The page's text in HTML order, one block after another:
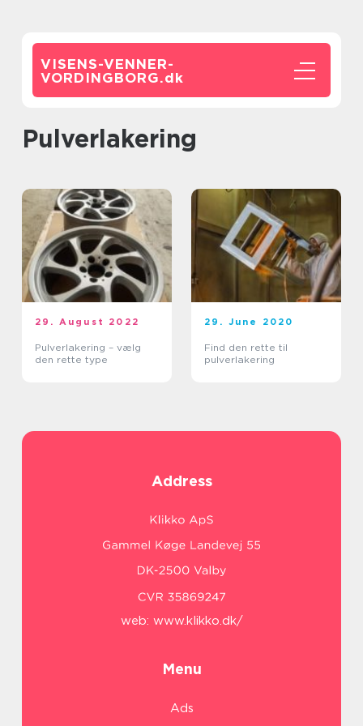
VISENS-VENNER-
VORDINGBORG.dk
Pulverlakering
29. August 2022
Pulverlakering – vælg
den rette type
29. June 2020
Find den rette til
pulverlakering
Address
web: www.klikko.dk/
Menu
Ads